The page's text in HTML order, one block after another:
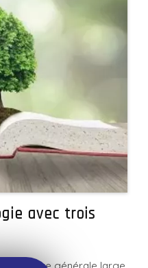
avec trois